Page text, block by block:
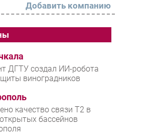
Добавить компанию
ДГТУ создал ИИ-робота
виноградников
качество связи T2 в
бассейнов